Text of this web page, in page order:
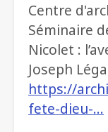
Centre
Séminaire
Nicolet :
Joseph
https://
fete-dieu-…